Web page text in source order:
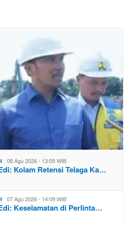
08 Agu 2026 - 13:05 WIB
Kolam Retensi Telaga Ka…
07 Agu 2026 - 14:09 WIB
Keselamatan di Perlinta…